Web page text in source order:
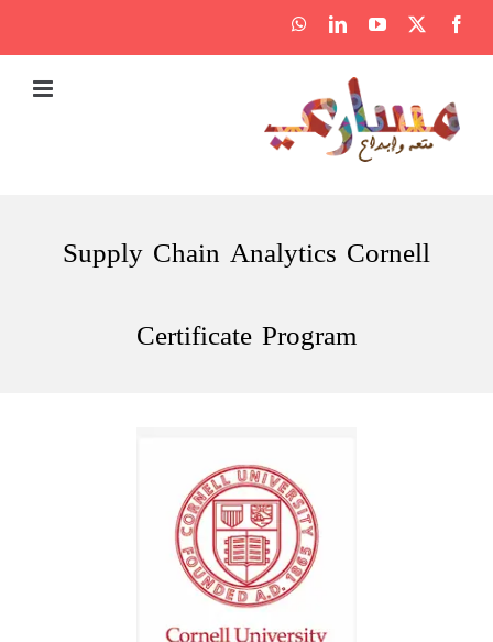
to
content
Facebook
X
YouTube
LinkedIn
WhatsApp
Supply Chain Analytics Cornell
Certificate Program